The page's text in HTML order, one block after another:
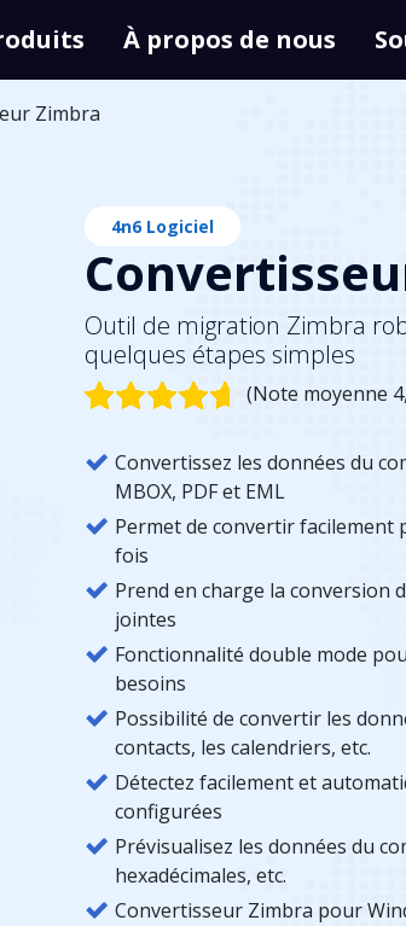
À propos de nous
Zimbra
4n6 Logiciel
Outil de migration Zimbra
quelques étapes simples
(Note moyenne
Convertissez les données du
MBOX, PDF et EML
Permet de convertir facilement
fois
Prend en charge la conversion
jointes
Fonctionnalité double mode
besoins
Possibilité de convertir les
contacts, les calendriers, etc.
Détectez facilement et
configurées
Prévisualisez les données du
hexadécimales, etc.
Convertisseur Zimbra pour